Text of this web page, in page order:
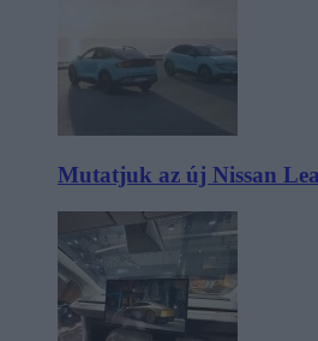
Mutatjuk az új Nissan